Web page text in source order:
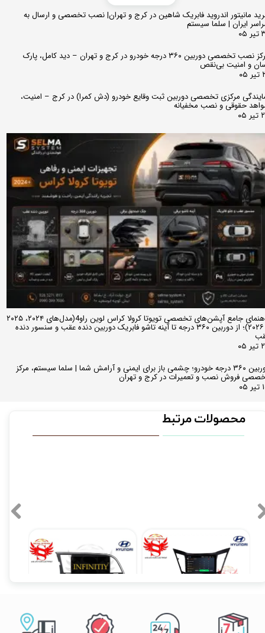
مانیتور اندروید فابریک شاهین در کرج و تهران| نصب تخصصی و ارسال به
ایران | سلما سیستم
مرکز نصب تخصصی دوربین ۳۶۰ درجه خودرو در کرج و تهران – دید کامل، پارک
و امنیت بی‌نقص
مرکزی تخصصی دوربین ثبت وقایع خودرو (دش کمرا) در کرج – امنیت،
حقوقی و نصب مخفیانه
راهنمای جامع آپشن‌های تخصصی تویوتا کرولا کراس لوین راو4(مدل‌های ۲۰۲۴، ۲۰۲۵
و ۲۰۲۶)؛ از دوربین ۳۶۰ درجه تا آینه تاشو فابریک دوربین دنده عقب و سنسور دنده
دوربین ۳۶۰ درجه خودرو؛ چشمی باز برای ایمنی و آرامش شما | سلما سیستم، مرکز
فروش نصب و تعمیرات در کرج و تهران
محصولات مرتبط
مانیتور فابریک اندروید هیوندای النترا 2016 اینفینیتی فولتاچ مدل TP1
۱۴,۹۰۰,۰۰۰ تومان
مانیتور فابریک اندروید سوناتا YF فول تاچ مدل Zen4
۱۳,۹۰۰,۰۰۰ تومان